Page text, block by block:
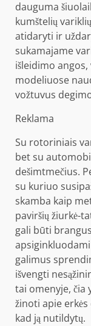
dauguma
kumštelių
atidaryti ir
sukamajame
išleidimo
modeliuose
vožtuvus
Reklama
Su rotoriniais
bet su
dešimtmečius.
su kuriuo
skamba kaip
paviršių žiurkė-
gali būti
galimus
išvengti
tai omenyje, čia
žinoti apie
kad ją nutildytų.